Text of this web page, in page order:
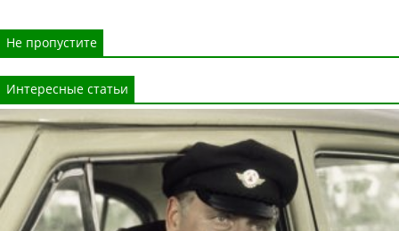
Не пропустите
Интересные статьи